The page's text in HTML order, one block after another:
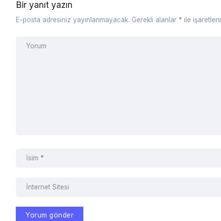
Bir yanıt yazın
E-posta adresiniz yayınlanmayacak. Gerekli alanlar * ile